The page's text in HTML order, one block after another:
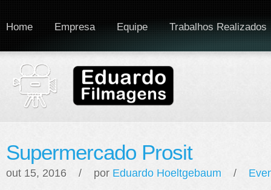
Home Empresa Equipe Trabalhos Realizados
Supermercado Prosit
out 15, 2016 / por Eduardo Hoeltgebaum /